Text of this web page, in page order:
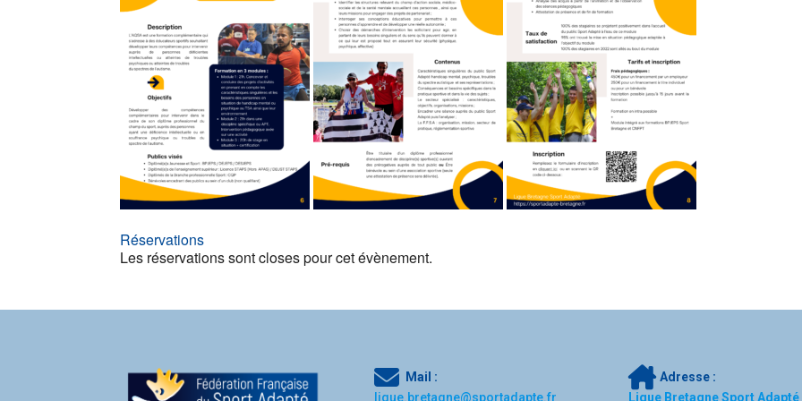
Réservations
Les réservations sont closes pour cet évènement.
Mail :
igue.bretagne@sportadapte.fr
Adresse :
Ligue Bretagne Sport Adapté